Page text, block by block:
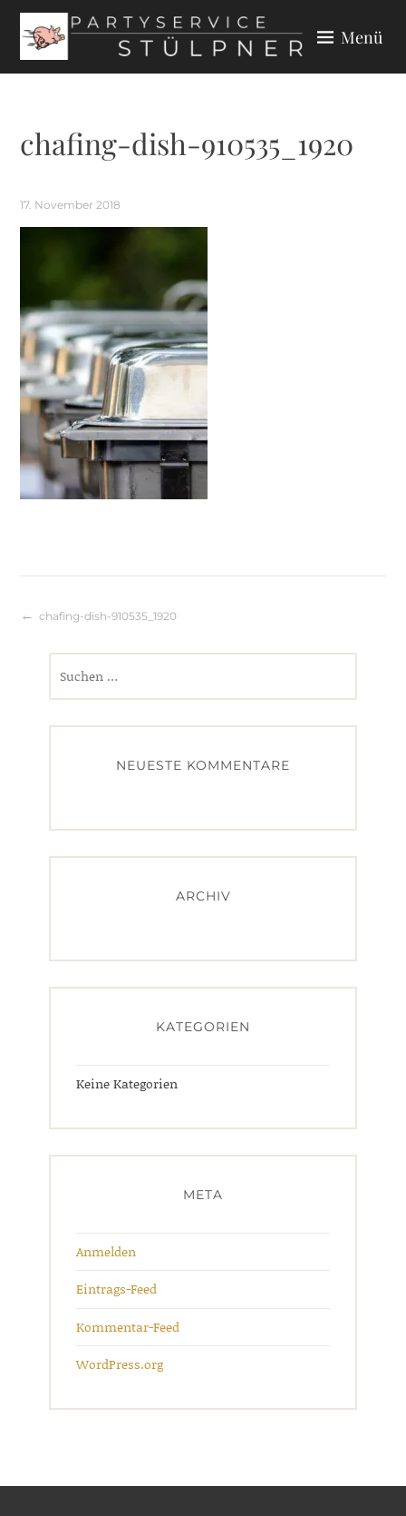
Zum
Inhalt
springen
Menü
chafing-dish-910535_1920
17. November 2018
Beitragsnavigation
chafing-dish-910535_1920
NEUESTE KOMMENTARE
ARCHIV
KATEGORIEN
Keine Kategorien
META
Anmelden
Eintrags-Feed
Kommentar-Feed
WordPress.org